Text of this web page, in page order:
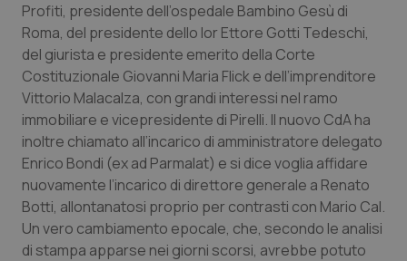
Liguria
Lombardia
Marche
Molise
Piemonte
Provincia Autonoma di Bolzano
Disturbi dell’umore
Dolore
Donna & Salute
Epatiti
HIV
Infezioni & Febbre
Profiti, presidente dell’ospedale Bambino Gesù di
Roma, del presidente dello Ior Ettore Gotti Tedeschi,
del giurista e presidente emerito della Corte
Costituzionale Giovanni Maria Flick e dell’imprenditore
Vittorio Malacalza, con grandi interessi nel ramo
immobiliare e vicepresidente di Pirelli. Il nuovo CdA ha
inoltre chiamato all’incarico di amministratore delegato
Enrico Bondi (ex ad Parmalat) e si dice voglia affidare
nuovamente l’incarico di direttore generale a Renato
Botti, allontanatosi proprio per contrasti con Mario Cal.
Un vero cambiamento epocale, che, secondo le analisi
di stampa apparse nei giorni scorsi, avrebbe potuto